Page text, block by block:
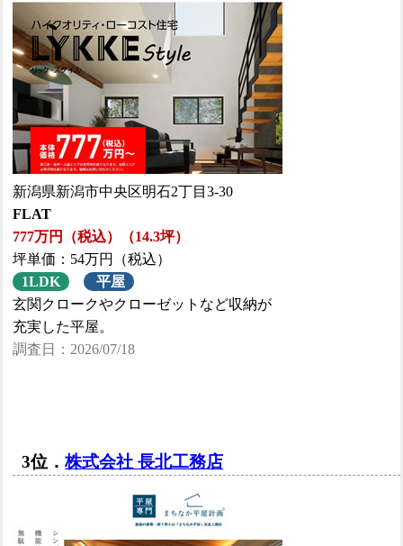
新潟県新潟市中央区明石2丁目3-30
FLAT
777万円（税込）（14.3坪）
坪単価：54万円（税込）
1LDK
平屋
玄関クロークやクローゼットなど収納が
充実した平屋。
調査日：2026/07/18
3位．株式会社 長北工務店